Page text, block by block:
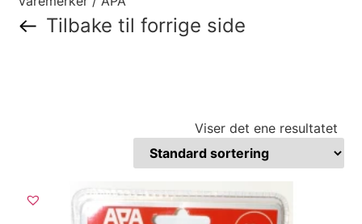
Tilbake til forrige side
Viser det ene resultatet